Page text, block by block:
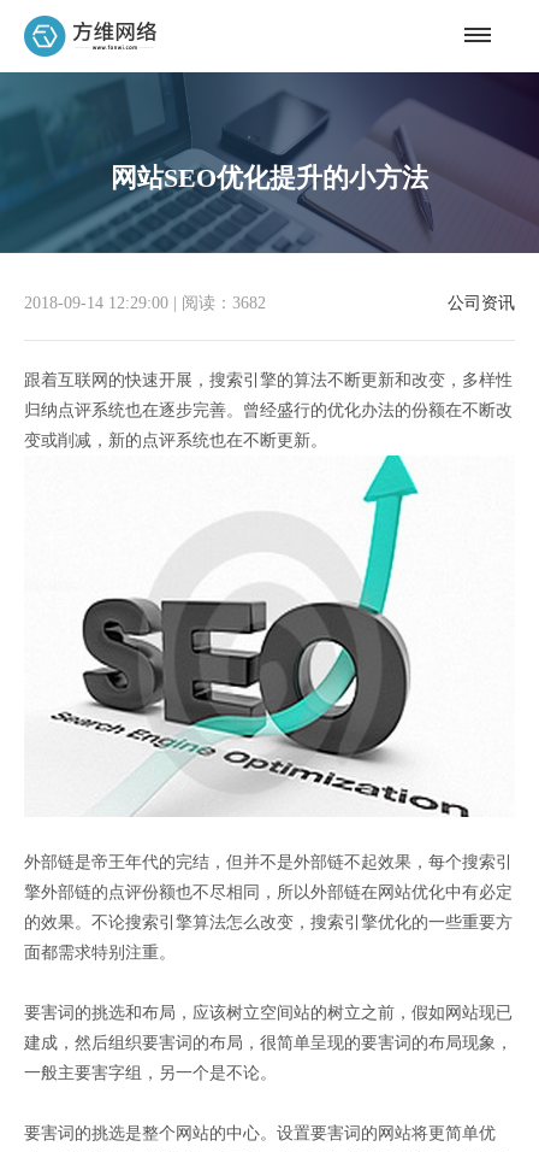
网站SEO优化提升的小方法
公司资讯
2018-09-14 12:29:00 阅读：3682
跟着互联网的快速开展，搜索引擎的算法不断更新和改变，多样性
归纳点评系统也在逐步完善。曾经盛行的优化办法的份额在不断改
变或削减，新的点评系统也在不断更新。
外部链是帝王年代的完结，但并不是外部链不起效果，每个搜索引
擎外部链的点评份额也不尽相同，所以外部链在网站优化中有必定
的效果。不论搜索引擎算法怎么改变，搜索引擎优化的一些重要方
面都需求特别注重。
要害词的挑选和布局，应该树立空间站的树立之前，假如网站现已
建成，然后组织要害词的布局，很简单呈现的要害词的布局现象，
一般主要害字组，另一个是不论。
要害词的挑选是整个网站的中心。设置要害词的网站将更简单优